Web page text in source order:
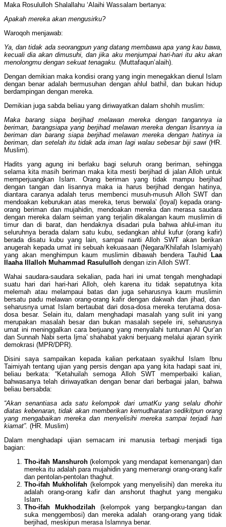
Maka Rosululloh Shalallahu ‘Alaihi Wassalam bertanya:
Apakah mereka akan mengusirku?
Waroqoh menjawab:
Ya, dan tidak ada seorangpun yang datang membawa apa yang kau bawa,
kecuali dia akan dimusuhi, dan jika aku menjumpai hari-hari itu aku akan
menolongmu dengan sekuat tenagaku. (Muttafaqun’alaih).
Dengan demikian maka kondisi orang yang ingin menegakkan dienul Islam
dengan benar adalah bermusuhan dengan ahlul bathil, dan bukan hidup
berdampingan dengan mereka.
Demikian juga sabda beliau yang diriwayatkan dalam shohih muslim:
Maka barang siapa berjihad melawan mereka dengan tangannya ia
beriman, barangsiapa yang berjihad melawan mereka dengan lisannya ia
beriman dan barang siapa berjihad melawan mereka dengan hatinya ia
beriman, dan setelah itu tidak ada iman lagi walau sebesar biji sawi(HR.
Muslim).
Hadits yang agung ini berlaku bagi seluruh orang beriman, sehingga
selama kita masih beriman maka kita mesti berjihad di jalan Alloh untuk
memperjuangkan Islam. Orang beriman yang tidak mampu berjihad
dengan tangan dan lisannya maka ia harus berjihad dengan hatinya,
diantara caranya adalah terus membenci musuh-musuh Alloh SWT dan
mendoakan keburukan atas mereka, terus berwala’ (loyal) kepada orang-
orang beriman dan mujahidin, mendoakan mereka dan merasa saudara
dengan mereka dalam seiman yang terjalin dikalangan kaum muslimin di
timur dan di barat, dan hendaknya disadari pula bahwa ahlul-iman itu
seluruhnya berada dalam satu kubu, sedangkan ahlul kufur (orang kafir)
berada disatu kubu yang lain, sampai nanti Alloh SWT akan berikan
anugerah kepada umat ini sebuah kekuasaan (Negara/Khilafah Islamiyah)
yang akan menghimpun kaum muslimin dibawah bendera Tauhid
Laa
Ilaaha Illalloh Muhammad Rasululloh dengan izin Alloh SWT.
Wahai saudara-saudara sekalian, pada hari ini umat tengah menghadapi
suatu hari dari hari-hari Alloh, oleh karena itu tidak sepatutnya kita
melemah atau melampaui batas dan juga seharusnya kaum muslimin
bersatu padu melawan orang-orang kafir dengan dakwah dan jihad, dan
seharusnya umat Islam bertaubat dari dosa-dosa mereka terutama dosa-
dosa besar. Selain itu, dalam menghadapi masalah yang sulit ini yang
merupakan masalah besar dan bukan masalah sepele ini, seharusnya
umat ini meninggalkan cara berjuang yang menyalahi tuntunan Al Qur’an
dan Sunnah Nabi serta Ijma’ shahabat yakni berjuang melalui ajaran syirik
demokrasi (MPR/DPR).
Disini saya sampaikan kepada kalian perkataan syaikhul Islam Ibnu
Taimiyah tentang ujian yang persis dengan apa yang kita hadapi saat ini,
beliau berkata: “Ketahuilah semoga Alloh SWT memperbaiki kalian,
bahwasanya telah diriwayatkan dengan benar dari berbagai jalan, bahwa
beliau bersabda:
“Akan senantiasa ada satu kelompok dari umatKu yang selalu dhohir
diatas kebenaran, tidak akan memberikan kemudharatan sedikitpun orang
yang mengabaikan mereka dan menyelisihi mereka sampai terjadi hari
kiamat”. (HR. Muslim)
Dalam menghadapi ujian semacam ini manusia terbagi menjadi tiga
bagian:
Tho-ifah Manshuroh(kelompok yang mendapat kemenangan) dan
mereka itu adalah para mujahidin yang memerangi orang-orang kafir
dan pentolan-pentolan thaghut.
Tho-ifah Mukholifah (kelompok yang menyelisihi) dan mereka itu
adalah orang-orang kafir dan anshorut thaghut yang mengaku
Islam.
Tho-ifah Mukhodzilah(kelompok yang berpangku-tangan dan
suka menggembosi) dan mereka adalah orang-orang yang tidak
berjihad, meskipun merasa Islamnya benar.